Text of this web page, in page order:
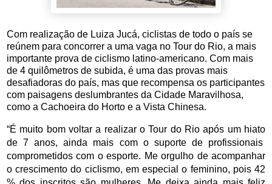
Com realização de Luiza Jucá, ciclistas de todo o país se
reúnem para concorrer a uma vaga no Tour do Rio, a mais
importante prova de ciclismo latino-americano. Com mais
de 4 quilômetros de subida, é uma das provas mais
desafiadoras do país, mas que recompensa os participantes
com paisagens deslumbrantes da Cidade Maravilhosa,
como a Cachoeira do Horto e a Vista Chinesa.
“É muito bom voltar a realizar o Tour do Rio após um hiato
de 7 anos, ainda mais com o suporte de profissionais
comprometidos com o esporte. Me orgulho de acompanhar
o crescimento do ciclismo, em especial o feminino, pois 42